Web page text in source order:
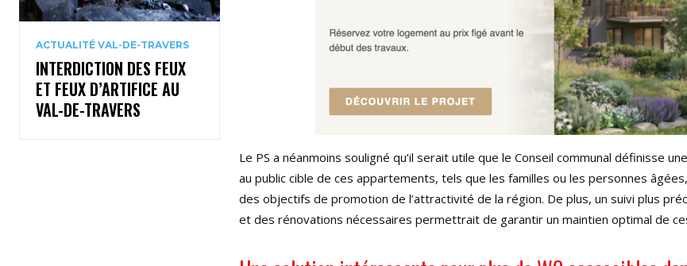
ACTUALITÉ VAL-DE-TRAVERS
INTERDICTION DES FEUX
ET FEUX D’ARTIFICE AU
VAL-DE-TRAVERS
Le PS a néanmoins souligné qu’il serait utile que le Conseil communal définisse
au public cible de ces appartements, tels que les familles ou les personnes
des objectifs de promotion de l’attractivité de la région. De plus, un suivi plus
et des rénovations nécessaires permettrait de garantir un maintien optimal de